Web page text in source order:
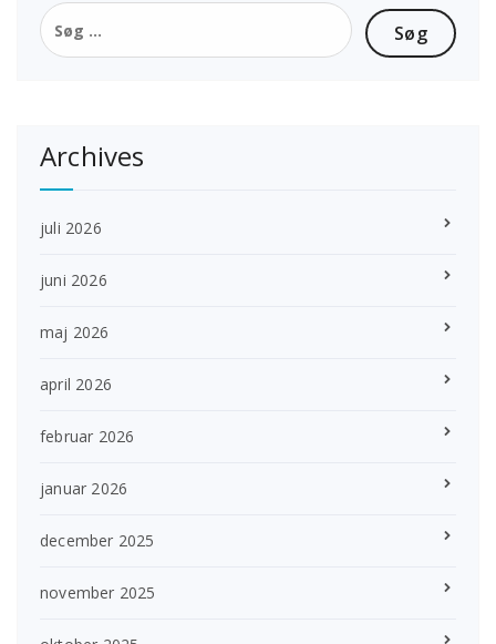
Søg
efter:
Archives
juli 2026
juni 2026
maj 2026
april 2026
februar 2026
januar 2026
december 2025
november 2025